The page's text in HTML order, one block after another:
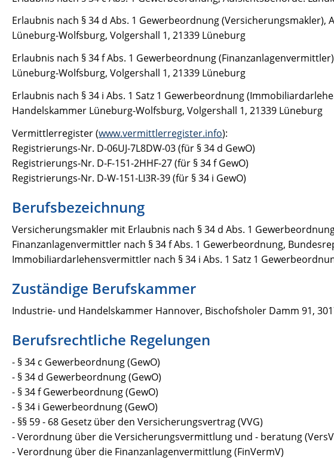
Erlaubnis nach § 34 d Abs. 1 Gewerbeordnung
Lüneburg-Wolfsburg, Volgershall 1, 21339 Lüneburg
Erlaubnis nach § 34 f Abs. 1 Gewerbeordnung
Lüneburg-Wolfsburg, Volgershall 1, 21339 Lüneburg
Erlaubnis nach § 34 i Abs. 1 Satz 1 Gewerbeordnung
Handelskammer Lüneburg-Wolfsburg, Volgershall 1, 21339 Lüneburg
Vermittlerregister (www.vermittlerregister.info):
Registrierungs-Nr. D-06UJ-7L8DW-03 (für § 34 d GewO)
Registrierungs-Nr. D-F-151-2HHF-27 (für § 34 f GewO)
Registrierungs-Nr. D-W-151-LI3R-39 (für § 34 i GewO)
Berufsbezeichnung
Versicherungsmakler mit Erlaubnis nach § 34 d Abs. 1
Finanzanlagenvermittler nach § 34 f Abs. 1 Gewerbeordnung,
Immobiliardarlehensvermittler nach § 34 i Abs. 1 Satz 1
Zuständige Berufskammer
Industrie- und Handelskammer Hannover, Bischofsholer Damm 91,
Berufsrechtliche Regelungen
- § 34 c Gewerbeordnung (GewO)
- § 34 d Gewerbeordnung (GewO)
- § 34 f Gewerbeordnung (GewO)
- § 34 i Gewerbeordnung (GewO)
- §§ 59 - 68 Gesetz über den Versicherungsvertrag (VVG)
- Verordnung über die Versicherungsvermittlung und - beratung
- Verordnung über die Finanzanlagenvermittlung (FinVermV)